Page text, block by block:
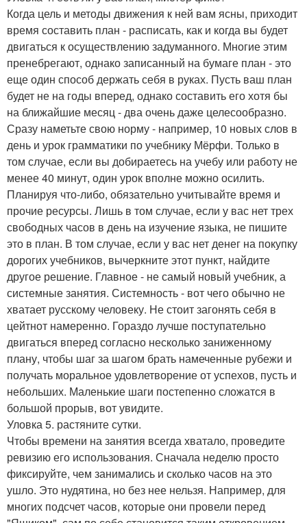
Когда цель и методы движения к ней вам ясны, приходит
время составить план - расписать, как и когда вы будет
двигаться к осуществлению задуманного. Многие этим
пренебрегают, однако записанный на бумаге план - это
еще один способ держать себя в руках. Пусть ваш план
будет не на годы вперед, однако составить его хотя бы
на ближайшие месяц - два очень даже целесообразно.
Сразу наметьте свою норму - например, 10 новых слов в
день и урок грамматики по учебнику Мёрфи. Только в
том случае, если вы добираетесь на учебу или работу не
менее 40 минут, один урок вполне можно осилить.
Планируя что-либо, обязательно учитывайте время и
прочие ресурсы. Лишь в том случае, если у вас нет трех
свободных часов в день на изучение языка, не пишите
это в план. В том случае, если у вас нет денег на покупку
дорогих учебников, вычеркните этот пункт, найдите
другое решение. Главное - не самый новый учебник, а
системные занятия. Системность - вот чего обычно не
хватает русскому человеку. Не стоит загонять себя в
цейтнот намеренно. Гораздо лучше поступательно
двигаться вперед согласно несколько заниженному
плану, чтобы шаг за шагом брать намеченные рубежи и
получать моральное удовлетворение от успехов, пусть и
небольших. Маленькие шаги постепенно сложатся в
большой прорыв, вот увидите.
Уловка 5. растяните сутки.
Чтобы времени на занятия всегда хватало, проведите
ревизию его использования. Сначала неделю просто
фиксируйте, чем занимались и сколько часов на это
ушло. Это нудятина, но без нее нельзя. Например, для
многих подсчет часов, которые они провели перед